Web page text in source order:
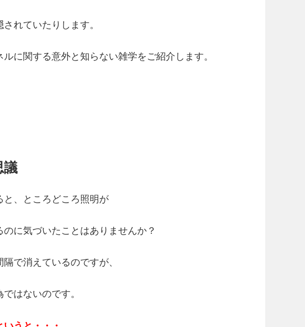
れていたりします。
に関する意外と知らない雑学をご紹介します。
議
と、ところどころ照明が
に気づいたことはありませんか？
で消えているのですが、
はないのです。